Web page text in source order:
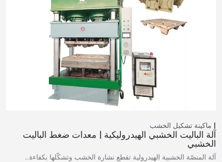
ماكينة تشكيل الخشب
آلة الباليت الخشبي الهيدروليكية | معدات ضغط الباليت
الخشبي
آلة المنصّة الخشبية الهيدرولية تقطع نشارة الخشب وتشكّلها بكفاءة…